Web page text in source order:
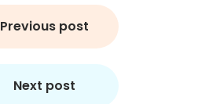
Previous post
Next post